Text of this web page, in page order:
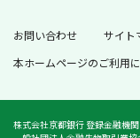
お問い合わせ サイト
本ホームページのご利用
株式会社京都銀行 登録金融機